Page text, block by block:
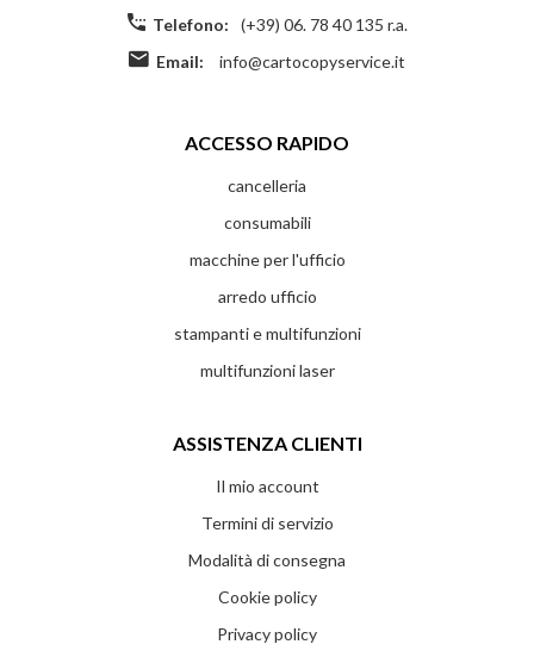
Telefono:
(+39) 06. 78 40 135 r.a.
Email:
info@cartocopyservice.it
ACCESSO RAPIDO
cancelleria
consumabili
macchine per l'ufficio
arredo ufficio
stampanti e multifunzioni
multifunzioni laser
ASSISTENZA CLIENTI
Il mio account
Termini di servizio
Modalità di consegna
Cookie policy
Privacy policy